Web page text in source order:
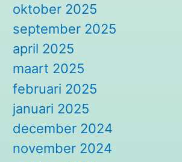
oktober 2025
september 2025
april 2025
maart 2025
februari 2025
januari 2025
december 2024
november 2024